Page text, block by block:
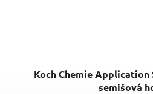
Koch Chemie Application
semišová